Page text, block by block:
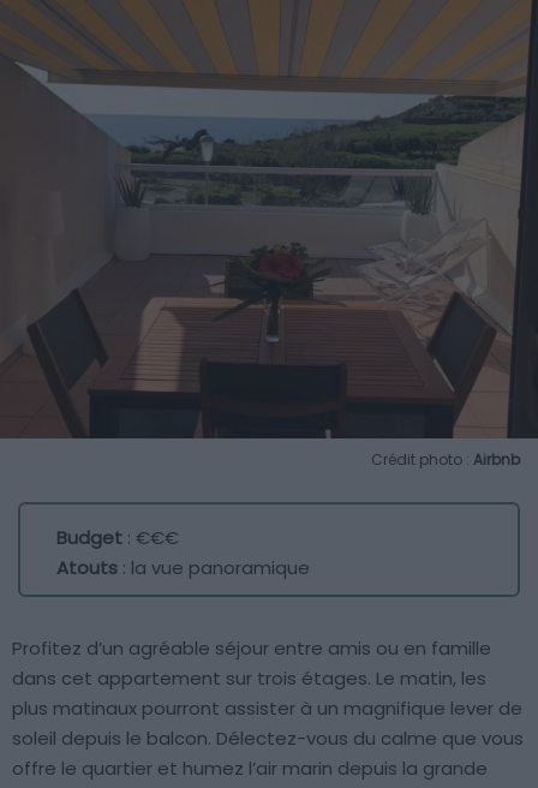
Crédit photo : Airbnb
Budget : €€€
Atouts : la vue panoramique
Profitez d’un agréable séjour entre amis ou en famille
dans cet appartement sur trois étages. Le matin, les
plus matinaux pourront assister à un magnifique lever de
soleil depuis le balcon. Délectez-vous du calme que vous
offre le quartier et humez l’air marin depuis la grande